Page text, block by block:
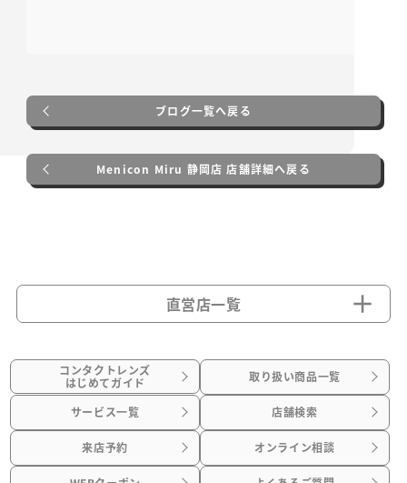
ブログ一覧へ戻る
Menicon Miru 静岡店 店舗詳細へ戻る
直営店一覧
コンタクトレンズ
はじめてガイド 取り扱い商品一覧
サービス一覧 店舗検索
来店予約 オンライン相談